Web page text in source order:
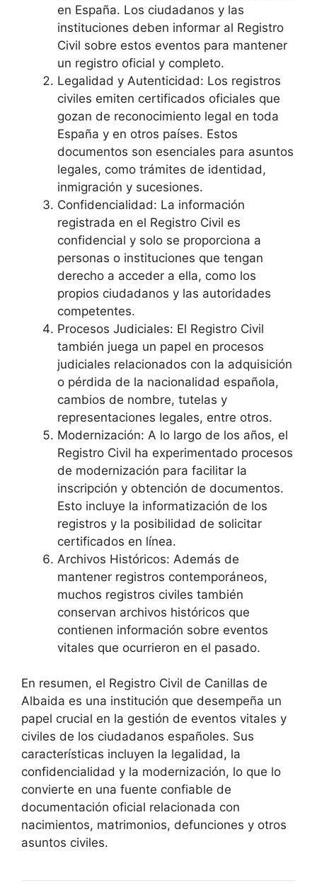
en España. Los ciudadanos y las
instituciones deben informar al Registro
Civil sobre estos eventos para mantener
un registro oficial y completo.
Legalidad y Autenticidad: Los registros
civiles emiten certificados oficiales que
gozan de reconocimiento legal en toda
España y en otros países. Estos
documentos son esenciales para asuntos
legales, como trámites de identidad,
inmigración y sucesiones.
Confidencialidad: La información
registrada en el Registro Civil es
confidencial y solo se proporciona a
personas o instituciones que tengan
derecho a acceder a ella, como los
propios ciudadanos y las autoridades
competentes.
Procesos Judiciales: El Registro Civil
también juega un papel en procesos
judiciales relacionados con la adquisición
o pérdida de la nacionalidad española,
cambios de nombre, tutelas y
representaciones legales, entre otros.
Modernización: A lo largo de los años, el
Registro Civil ha experimentado procesos
de modernización para facilitar la
inscripción y obtención de documentos.
Esto incluye la informatización de los
registros y la posibilidad de solicitar
certificados en línea.
Archivos Históricos: Además de
mantener registros contemporáneos,
muchos registros civiles también
conservan archivos históricos que
contienen información sobre eventos
vitales que ocurrieron en el pasado.
En resumen, el Registro Civil de Canillas de
Albaida es una institución que desempeña un
papel crucial en la gestión de eventos vitales y
civiles de los ciudadanos españoles. Sus
características incluyen la legalidad, la
confidencialidad y la modernización, lo que lo
convierte en una fuente confiable de
documentación oficial relacionada con
nacimientos, matrimonios, defunciones y otros
asuntos civiles.